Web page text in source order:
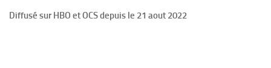
Diffusé sur HBO et OCS depuis le 21 aout 2022